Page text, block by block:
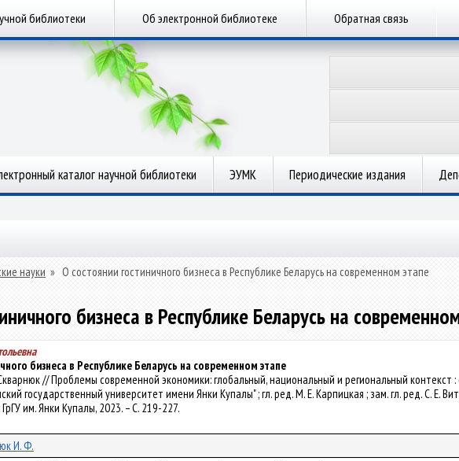
библиотеки Об электронной библиотеке Обратная связь
каталог научной библиотеки ЭУМК Периодические издания
науки » О состоянии гостиничного бизнеса в Республике Беларусь на современном этапе
бизнеса в Республике Беларусь на
бизнеса в Республике Беларусь на современном этапе
// Проблемы современной экономики: глобальный, национальный и региональный контекст
государственный университет имени Янки Купалы" ; гл. ред. М. Е. Карпицкая ; зам. гл. ред. С. Е.
им. Янки Купалы, 2023. – С. 219-227.
И. Ф.